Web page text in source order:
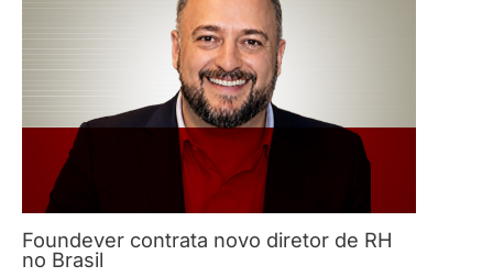
Foundever contrata novo diretor de RH
no Brasil